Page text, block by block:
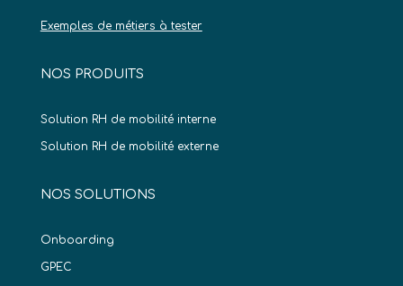
Exemples de métiers à tester
NOS PRODUITS
Solution RH de mobilité interne
Solution RH de mobilité externe
NOS SOLUTIONS
Onboarding
GPEC